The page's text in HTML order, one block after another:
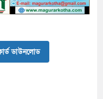
ডাউনলোড